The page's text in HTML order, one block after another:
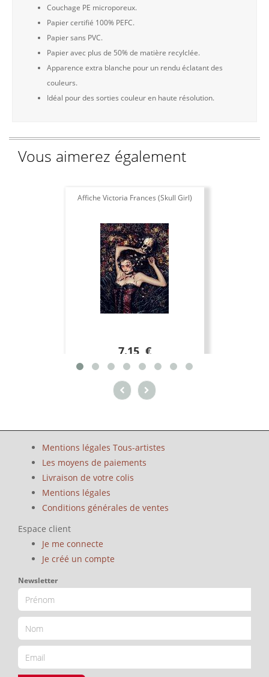
Couchage PE microporeux.
Papier certifié 100% PEFC.
Papier sans PVC.
Papier avec plus de 50% de matière recylclée.
Apparence extra blanche pour un rendu éclatant des
couleurs.
Idéal pour des sorties couleur en haute résolution.
Vous aimerez également
Affiche Victoria Frances (Skull Girl)
7.15 €
Mentions légales Tous-artistes
Les moyens de paiements
Livraison de votre colis
Mentions légales
Conditions générales de ventes
Espace client
Je me connecte
Je créé un compte
Newsletter